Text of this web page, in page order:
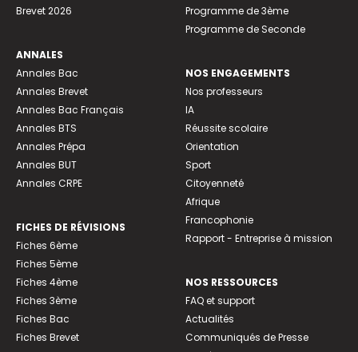
Brevet 2026
ANNALES
Annales Bac
Annales Brevet
Annales Bac Français
Annales BTS
Annales Prépa
Annales BUT
Annales CRPE
FICHES DE RÉVISIONS
Fiches 6ème
Fiches 5ème
Fiches 4ème
Fiches 3ème
Fiches Bac
Fiches Brevet
Programme de 3ème
Programme de Seconde
NOS ENGAGEMENTS
Nos professeurs
IA
Réussite scolaire
Orientation
Sport
Citoyenneté
Afrique
Francophonie
Rapport - Entreprise à mission
NOS RESSOURCES
FAQ et support
Actualités
Communiqués de Presse